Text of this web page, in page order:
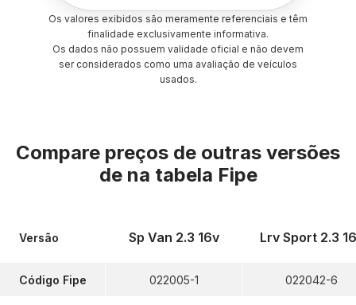
Os valores exibidos são meramente referenciais e têm
finalidade exclusivamente informativa.
Os dados não possuem validade oficial e não devem
ser considerados como uma avaliação de veículos
usados.
Compare preços de outras versões
de na tabela Fipe
Versão
Código Fipe
Sp Van 2.3 16v
022005-1
Lrv Sport 2.3
022042-6